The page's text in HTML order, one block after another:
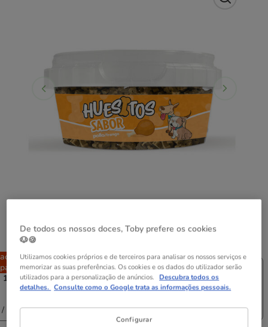
Peso:300 g
100 g 6 uds. x 100 g
Pack
Poupança
13.74€
(21.07€ / kg)
300 g
-25% na 2ª
un.
(14.97€ / kg)
2 uds. x 300 g
Pack
Poupança
8.98€
(14.22€ / kg)
De todos os nossos doces, Toby prefere os cookies
🐶🍪
Utilizamos cookies próprios e de terceiros para analisar os nossos serviços e
memorizar as suas preferências. Os cookies e os dados do utilizador serão
utilizados para a personalização de anúncios. Descubra todos os
detalhes. Consulte como o Google trata as informações pessoais.
Configurar